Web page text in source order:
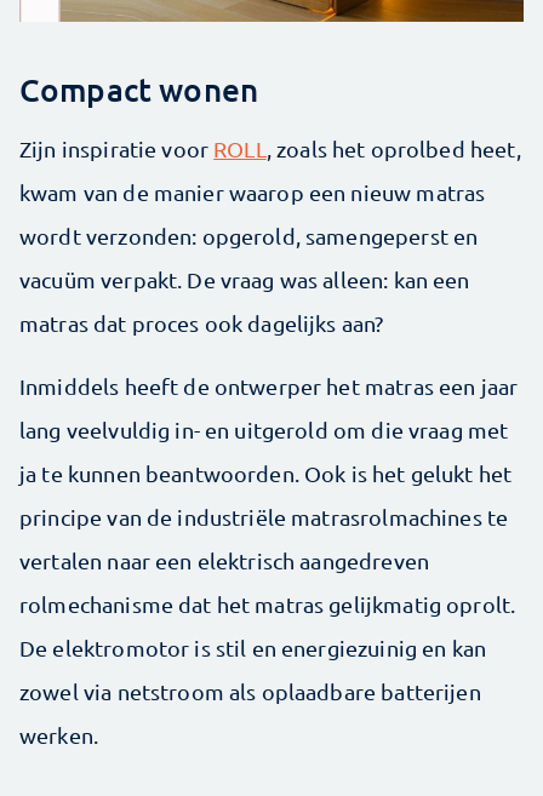
Compact wonen
Zijn inspiratie voor ROLL
, zoals het oprolbed heet,
kwam van de manier waarop een nieuw matras
wordt verzonden: opgerold, samengeperst en
vacuüm verpakt. De vraag was alleen: kan een
matras dat proces ook dagelijks aan?
Inmiddels heeft de ontwerper het matras een jaar
lang veelvuldig in- en uitgerold om die vraag met
ja te kunnen beantwoorden. Ook is het gelukt het
principe van de industriële matrasrolmachines te
vertalen naar een elektrisch aangedreven
rolmechanisme dat het matras gelijkmatig oprolt.
De elektromotor is stil en energiezuinig en kan
zowel via netstroom als oplaadbare batterijen
werken.